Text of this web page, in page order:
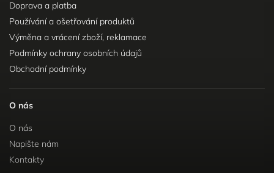
Doprava a platba
Používání a ošetřování produktů
Výměna a vrácení zboží, reklamace
Podmínky ochrany osobních údajů
Obchodní podmínky
O nás
O nás
Napište nám
Kontakty